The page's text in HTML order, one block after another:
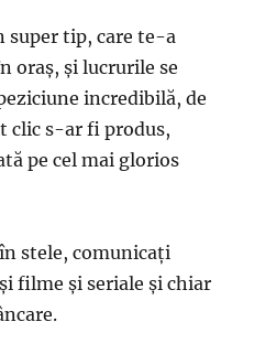
super tip, care te-a
oraș, şi lucrurile se
incredibilă, de
clic s-ar fi produs,
pe cel mai glorios
stele, comunicaţi
filme şi seriale şi chiar